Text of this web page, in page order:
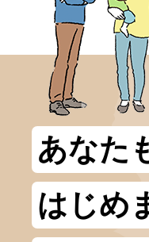
あなた
はじめ